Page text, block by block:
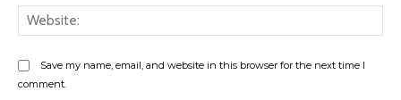
Save my name, email, and website in this browser for the next time I
comment.